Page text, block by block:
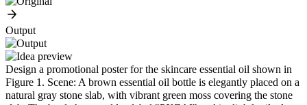
Output
Design a promotional poster for the skincare essential oil shown in
Figure 1. Scene: A brown essential oil bottle is elegantly placed on a
natural gray stone slab, with vibrant green moss covering the stone